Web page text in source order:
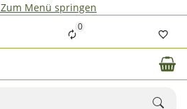
Zum Menü springen
0